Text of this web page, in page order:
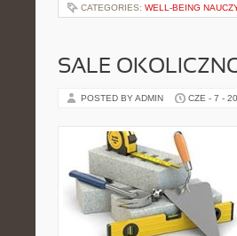
CATEGORIES: WELL-BEING
SALE
POSTED BY ADMIN CZE - 7 -